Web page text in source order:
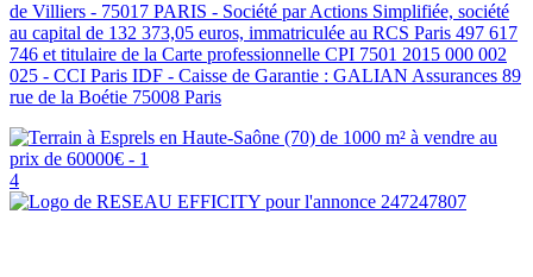
de Villiers - 75017 PARIS - Société par Actions Simplifiée, société
au capital de 132 373,05 euros, immatriculée au RCS Paris 497 617
746 et titulaire de la Carte professionnelle CPI 7501 2015 000 002
025 - CCI Paris IDF - Caisse de Garantie : GALIAN Assurances 89
rue de la Boétie 75008 Paris
4